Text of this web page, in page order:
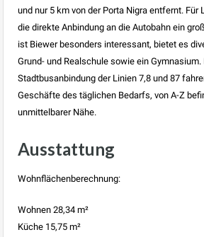
und nur 5 km von der Porta Nigra entfernt. Für
die direkte Anbindung an die Autobahn ein
ist Biewer besonders interessant, bietet es
Grund- und Realschule sowie ein Gymnasium.
Stadtbusanbindung der Linien 7,8 und 87
Geschäfte des täglichen Bedarfs, von A-Z
unmittelbarer Nähe.
Ausstattung
Wohnflächenberechnung:
Wohnen 28,34 m²
Küche 15,75 m²